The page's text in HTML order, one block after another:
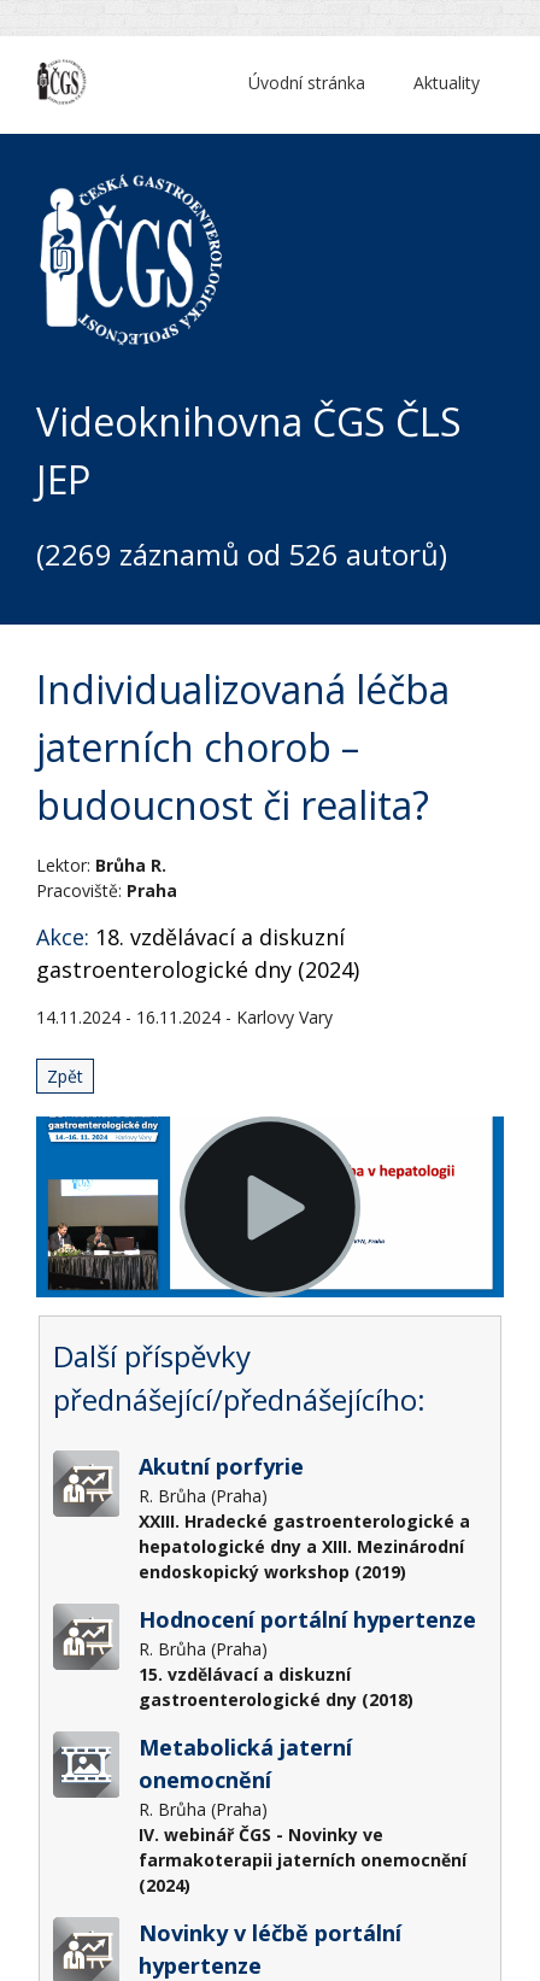
Aktuality
Úvodní stránka
Videoknihovna ČGS ČLS
JEP
(2269 záznamů od 526 autorů)
Individualizovaná léčba
jaterních chorob –
budoucnost či realita?
Lektor: Brůha R.
Pracoviště: Praha
Akce: 18. vzdělávací a diskuzní
gastroenterologické dny (2024)
14.11.2024 - 16.11.2024 - Karlovy Vary
Zpět
Další příspěvky
přednášející/přednášejícího:
Akutní porfyrie
R. Brůha (Praha)
XXIII. Hradecké gastroenterologické a
hepatologické dny a XIII. Mezinárodní
endoskopický workshop (2019)
Hodnocení portální hypertenze
R. Brůha (Praha)
15. vzdělávací a diskuzní
gastroenterologické dny (2018)
Metabolická jaterní
onemocnění
R. Brůha (Praha)
IV. webinář ČGS - Novinky ve
farmakoterapii jaterních onemocnění
(2024)
Novinky v léčbě portální
hypertenze